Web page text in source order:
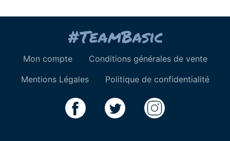
Mon compte
Conditions générales de vente
Mentions Légales
Politique de confidentialité